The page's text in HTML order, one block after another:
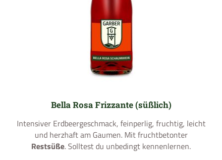
Bella Rosa Frizzante (süßlich)
Intensiver Erdbeergeschmack, feinperlig, fruchtig, leicht
und herzhaft am Gaumen. Mit fruchtbetonter
Restsüße. Solltest du unbedingt kennenlernen.